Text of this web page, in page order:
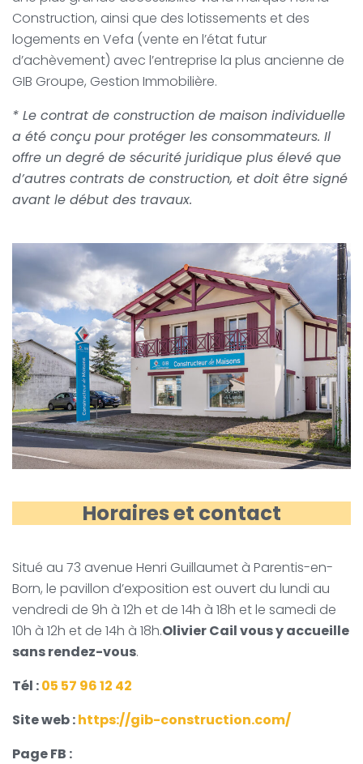
Construction, ainsi que des lotissements et des
logements en Vefa (vente en l’état futur
d’achèvement) avec l’entreprise la plus ancienne de
GIB Groupe, Gestion Immobilière.
* Le contrat de construction de maison individuelle
a été conçu pour protéger les consommateurs. Il
offre un degré de sécurité juridique plus élevé que
d’autres contrats de construction, et doit être signé
avant le début des travaux.
Horaires et contact
Situé au 73 avenue Henri Guillaumet à Parentis-en-
Born, le pavillon d’exposition est ouvert du lundi au
vendredi de 9h à 12h et de 14h à 18h et le samedi de
10h à 12h et de 14h à 18h.Olivier Cail vous y accueille
sans rendez-vous.
Tél :05 57 96 12 42
Site web :https://gib-construction.com/
Page FB :